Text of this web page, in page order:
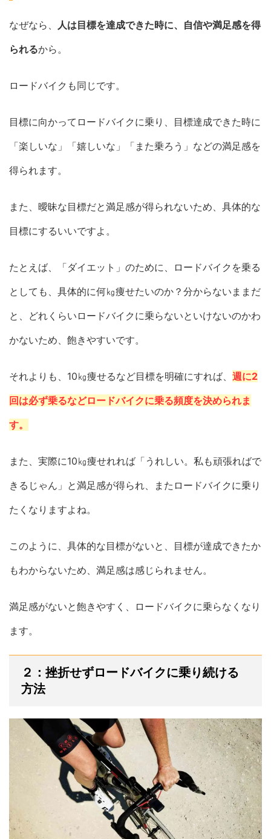
なぜなら、
人は目標を達成できた時に、自信や満足感を得
られるから。
ロードバイクも同じです。
目標に向かってロードバイクに乗り、目標達成できた時に
「楽しいな」「嬉しいな」「また乗ろう」などの満足感を
得られます。
また、曖昧な目標だと満足感が得られないため、具体的な
目標にするいいですよ。
たとえば、「ダイエット」のために、ロードバイクを乗る
としても、具体的に何㎏痩せたいのか？分からないままだ
と、どれくらいロードバイクに乗らないといけないのかわ
かないため、飽きやすいです。
それよりも、10㎏痩せるなど目標を明確にすれば、 週に2
回は必ず乗るなどロードバイクに乗る頻度を決められま
す。
また、実際に10㎏痩せれれば「うれしい。私も頑張ればで
きるじゃん」と満足感が得られ、またロードバイクに乗り
たくなりますよね。
このように、具体的な目標がないと、目標が達成できたか
もわからないため、満足感は感じられません。
満足感がないと飽きやすく、ロードバイクに乗らなくなり
ます。
２：挫折せずロードバイクに乗り続ける
方法